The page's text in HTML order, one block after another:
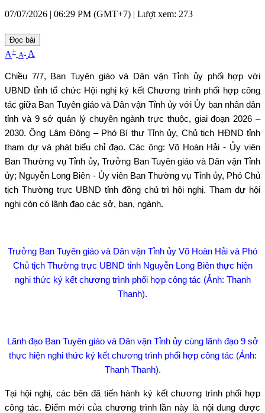
07/07/2026 | 06:29 PM (GMT+7) | Lượt xem: 273
Đọc bài
A+ A- A
Chiều 7/7, Ban Tuyên giáo và Dân vận Tỉnh ủy phối hợp với
UBND tỉnh tổ chức Hội nghị ký kết Chương trình phối hợp công
tác giữa Ban Tuyên giáo và Dân vận Tỉnh ủy với Ủy ban nhân dân
tỉnh và 9 sở quản lý chuyên ngành trực thuộc, giai đoạn 2026 –
2030. Ông Lâm Đông – Phó Bí thư Tỉnh ủy, Chủ tịch HĐND tỉnh
tham dự và phát biểu chỉ đạo. Các ông: Võ Hoàn Hải - Ủy viên
Ban Thường vụ Tỉnh ủy, Trưởng Ban Tuyên giáo và Dân vận Tỉnh
ủy; Nguyễn Long Biên - Ủy viên Ban Thường vụ Tỉnh ủy, Phó Chủ
tịch Thường trực UBND tỉnh đồng chủ trì hội nghị. Tham dự hội
nghị còn có lãnh đạo các sở, ban, ngành.
Trưởng Ban Tuyên giáo và Dân vận Tỉnh ủy Võ Hoàn Hải và Phó
Chủ tịch Thường trực UBND tỉnh Nguyễn Long Biên thực hiện
nghi thức ký kết chương trình phối hợp công tác (Ảnh: Thanh
Thanh).
Lãnh đạo Ban Tuyên giáo và Dân vận Tỉnh ủy cùng lãnh đạo 9 sở
thực hiện nghi thức ký kết chương trình phối hợp công tác (Ảnh:
Thanh Thanh).
Tại hội nghị, các bên đã tiến hành ký kết chương trình phối hợp
công tác. Điểm mới của chương trình lần này là nội dung được